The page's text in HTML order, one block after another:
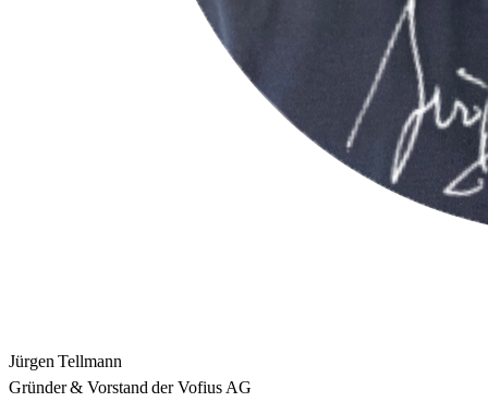
Jürgen Tellmann
Gründer & Vorstand der Vofius AG